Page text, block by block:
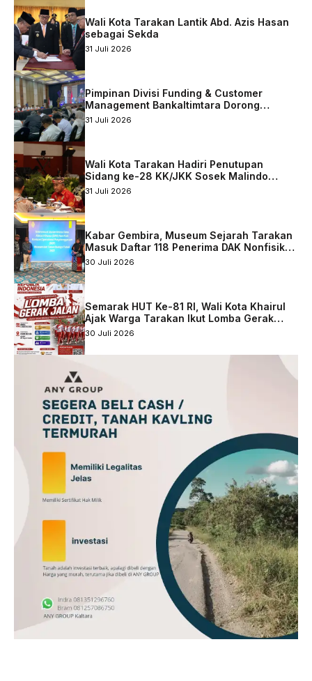
Wali Kota Tarakan Lantik Abd. Azis Hasan
sebagai Sekda
31 Juli 2026
Pimpinan Divisi Funding & Customer
Management Bankaltimtara Dorong
Percepatan Digitalisasi Keuangan di Kota
31 Juli 2026
Wali Kota Tarakan Hadiri Penutupan
Sidang ke-28 KK/JKK Sosek Malindo
Tingkat Kaltara–Sabah
31 Juli 2026
Kabar Gembira, Museum Sejarah Tarakan
Masuk Daftar 118 Penerima DAK Nonfisik
2027
30 Juli 2026
Semarak HUT Ke-81 RI, Wali Kota Khairul
Ajak Warga Tarakan Ikut Lomba Gerak
Jalan
30 Juli 2026